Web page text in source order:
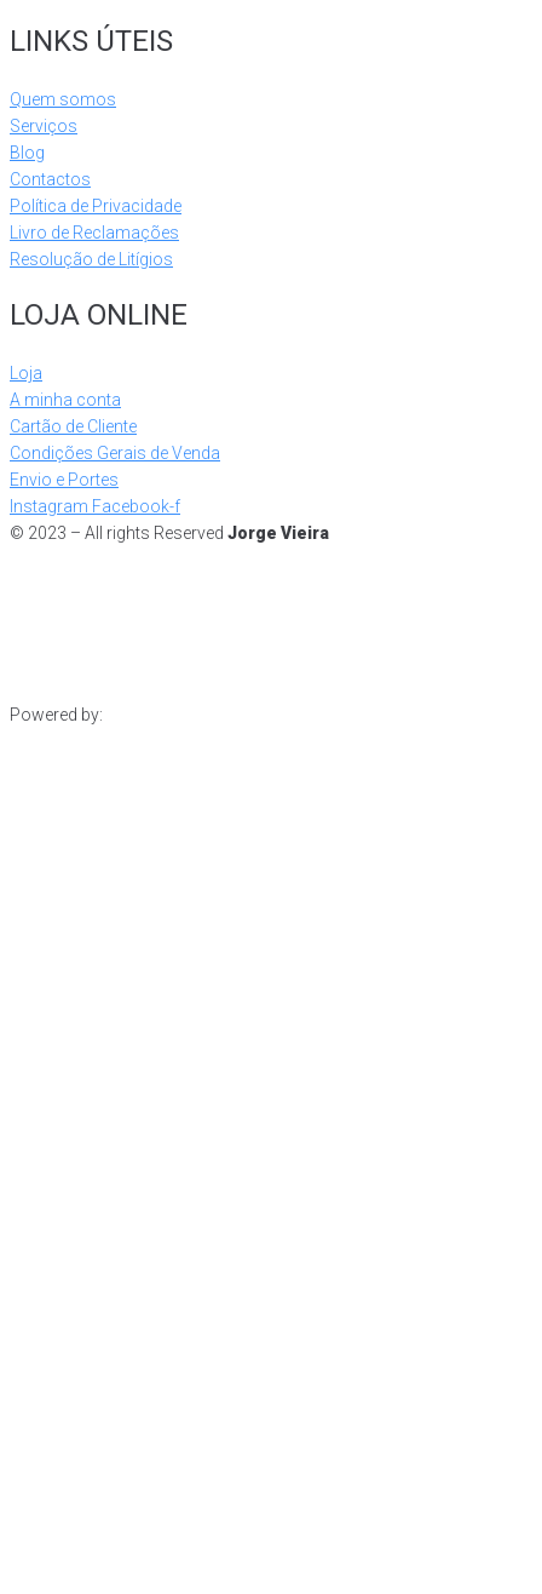
LINKS ÚTEIS
Quem somos
Serviços
Blog
Contactos
Política de Privacidade
Livro de Reclamações
Resolução de Litígios
LOJA ONLINE
Loja
A minha conta
Cartão de Cliente
Condições Gerais de Venda
Envio e Portes
Instagram Facebook-f
© 2023 – All rights Reserved Jorge Vieira
Powered by: